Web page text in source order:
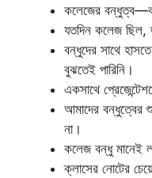
কলেজের
যতদিন কলেজ ছিল,
বন্ধুদের সাথে
বুঝতেই পারিনি।
একসাথে
আমাদের বন্ধুত্বের
না।
কলেজ বন্ধু মানেই
ক্লাসের নোটের